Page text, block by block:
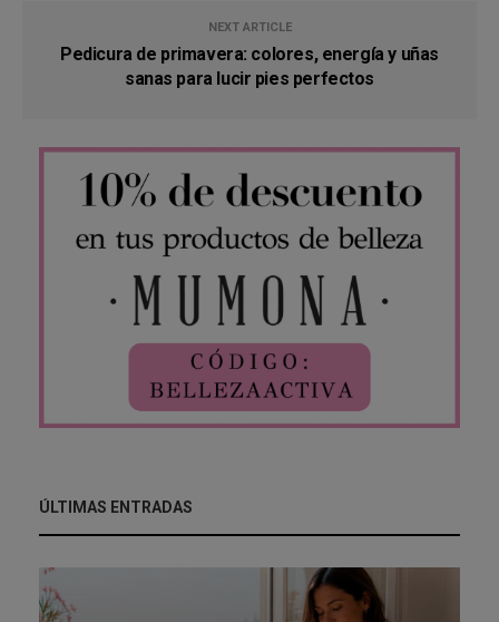
NEXT ARTICLE
Pedicura de primavera: colores, energía y uñas
sanas para lucir pies perfectos
ÚLTIMAS ENTRADAS